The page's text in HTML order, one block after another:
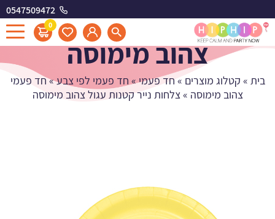
0547509472
0
צלחות נייר קטנות עגול
צהוב מימוסה
בית » קטלוג מוצרים » חד פעמי» חד פעמי לפי צבע»חד פעמי
צהוב מימוסה »צלחות נייר קטנות עגול צהוב מימוסה